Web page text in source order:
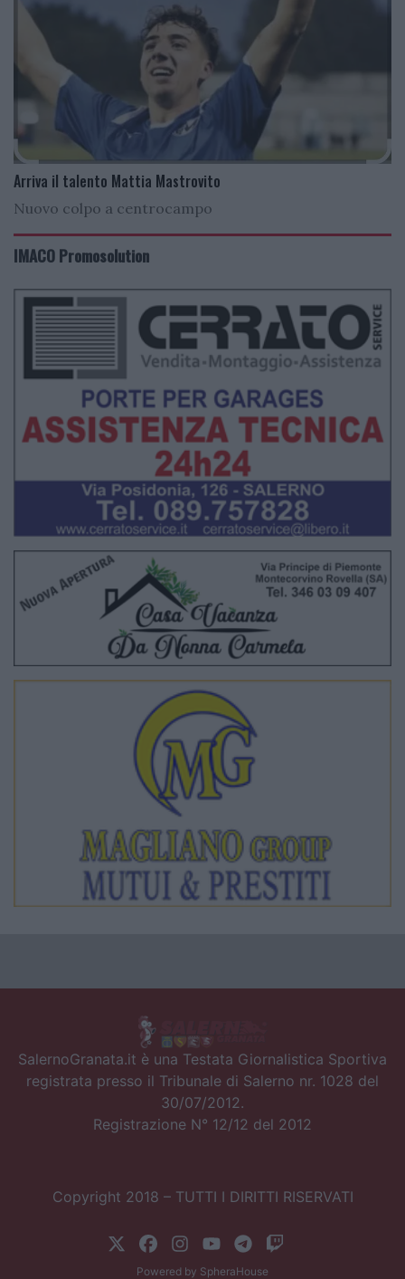
Arriva il talento Mattia Mastrovito
Nuovo colpo a centrocampo
IMACO Promosolution
SalernoGranata.it è una Testata Giornalistica Sportiva
registrata presso il Tribunale di Salerno nr. 1028 del
30/07/2012.
Registrazione N° 12/12 del 2012
Copyright 2018 – TUTTI I DIRITTI RISERVATI
Powered by SpheraHouse